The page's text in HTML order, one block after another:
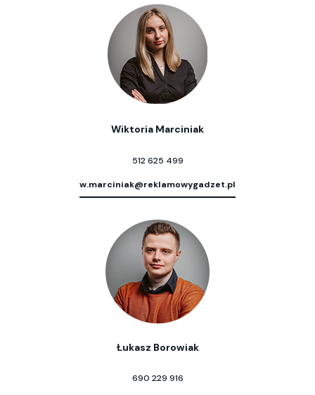
Wiktoria Marciniak
512 625 499
w.marciniak@reklamowygadzet.pl
Łukasz Borowiak
690 229 916